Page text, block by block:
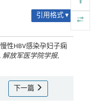
引用格式 ▾
性HBV感染孕妇子痫
解放军医学院学报,
下一篇